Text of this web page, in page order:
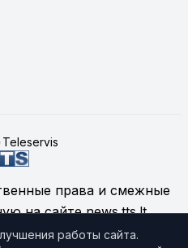
Teleservis
права и смежные
на сайте news.tts.lt
ЗАО "Telekomunikacinių
работы сайта.